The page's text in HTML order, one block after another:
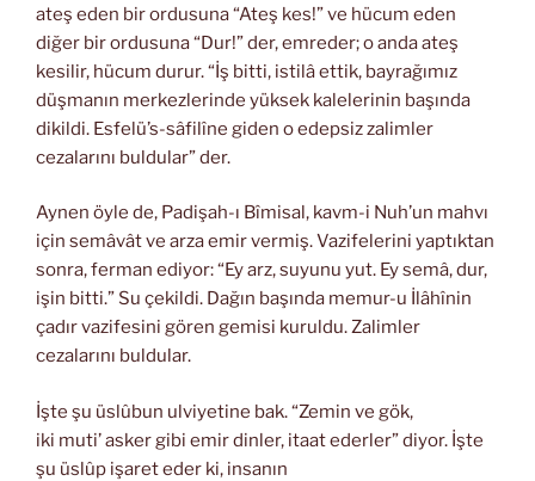
ateş eden bir ordusuna “Ateş kes!” ve hücum eden
diğer bir ordusuna “Dur!” der, emreder; o anda ateş
kesilir, hücum durur. “İş bitti, istilâ ettik, bayrağımız
düşmanın merkezlerinde yüksek kalelerinin başında
dikildi. Esfelü’s-sâfilîne giden o edepsiz zalimler
cezalarını buldular” der.
Aynen öyle de, Padişah-ı Bîmisal, kavm-i Nuh’un mahvı
için semâvât ve arza emir vermiş. Vazifelerini yaptıktan
sonra, ferman ediyor: “Ey arz, suyunu yut. Ey semâ, dur,
işin bitti.” Su çekildi. Dağın başında memur-u İlâhînin
çadır vazifesini gören gemisi kuruldu. Zalimler
cezalarını buldular.
İşte şu üslûbun ulviyetine bak. “Zemin ve gök,
iki muti’ asker gibi emir dinler, itaat ederler” diyor. İşte
şu üslûp işaret eder ki, insanın